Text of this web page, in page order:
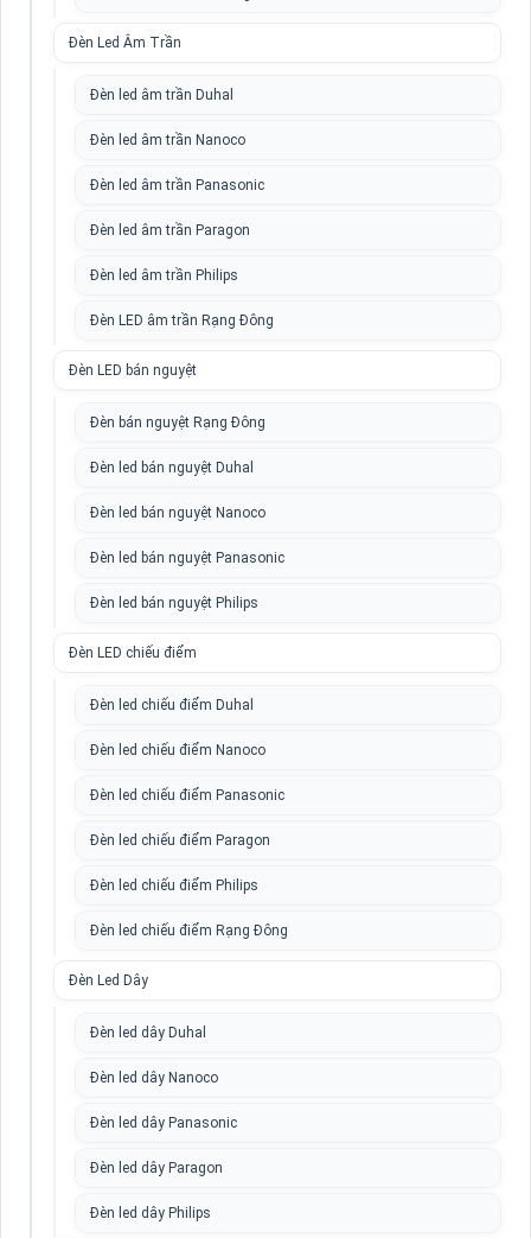
Đèn Led Âm Trần
Đèn led âm trần Duhal
Đèn led âm trần Nanoco
Đèn led âm trần Panasonic
Đèn led âm trần Paragon
Đèn led âm trần Philips
Đèn LED âm trần Rạng Đông
Đèn LED bán nguyệt
Đèn bán nguyệt Rạng Đông
Đèn led bán nguyệt Duhal
Đèn led bán nguyệt Nanoco
Đèn led bán nguyệt Panasonic
Đèn led bán nguyệt Philips
Đèn LED chiếu điểm
Đèn led chiếu điểm Duhal
Đèn led chiếu điểm Nanoco
Đèn led chiếu điểm Panasonic
Đèn led chiếu điểm Paragon
Đèn led chiếu điểm Philips
Đèn led chiếu điểm Rạng Đông
Đèn Led Dây
Đèn led dây Duhal
Đèn led dây Nanoco
Đèn led dây Panasonic
Đèn led dây Paragon
Đèn led dây Philips